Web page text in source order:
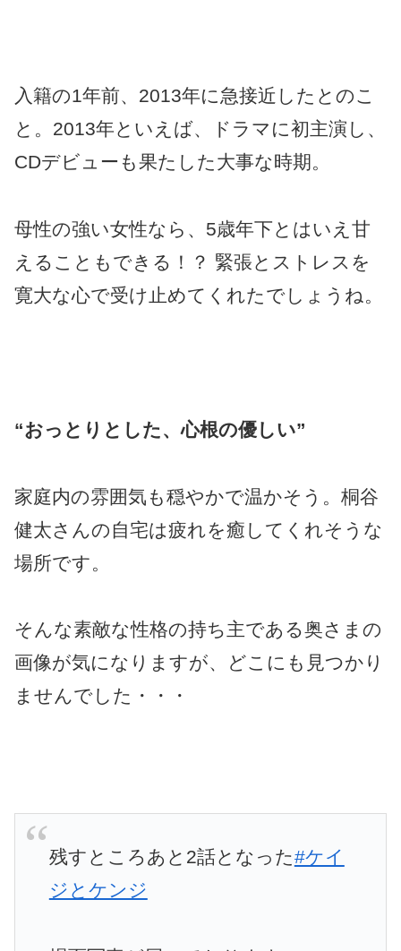
入籍の1年前、2013年に急接近したとのこ
と。2013年といえば、ドラマに初主演し、
CDデビューも果たした大事な時期。
母性の強い女性なら、5歳年下とはいえ甘
えることもできる！？ 緊張とストレスを
寛大な心で受け止めてくれたでしょうね。
“おっとりとした、心根の優しい”
家庭内の雰囲気も穏やかで温かそう。桐谷
健太さんの自宅は疲れを癒してくれそうな
場所です。
そんな素敵な性格の持ち主である奥さまの
画像が気になりますが、どこにも見つかり
ませんでした・・・
残すところあと2話となった#ケイ
ジとケンジ